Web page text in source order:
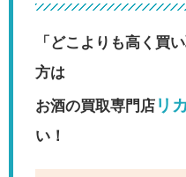
「どこよりも高く買
方は
お酒の買取専門店 リ
い！